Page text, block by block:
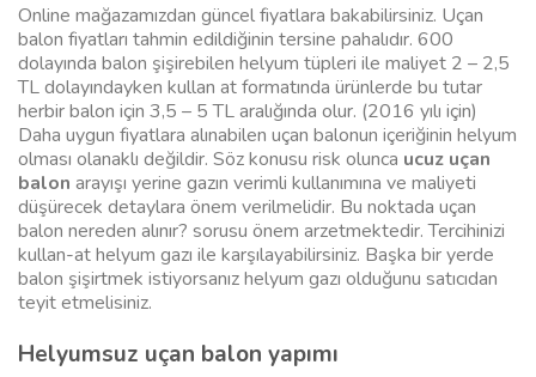
Online mağazamızdan güncel fiyatlara bakabilirsiniz. Uçan
balon fiyatları tahmin edildiğinin tersine pahalıdır. 600
dolayında balon şişirebilen helyum tüpleri ile maliyet 2 – 2,5
TL dolayındayken kullan at formatında ürünlerde bu tutar
herbir balon için 3,5 – 5 TL aralığında olur. (2016 yılı için)
Daha uygun fiyatlara alınabilen uçan balonun içeriğinin helyum
olması olanaklı değildir. Söz konusu risk olunca ucuz uçan
balon arayışı yerine gazın verimli kullanımına ve maliyeti
düşürecek detaylara önem verilmelidir. Bu noktada uçan
balon nereden alınır? sorusu önem arzetmektedir. Tercihinizi
kullan-at helyum gazı ile karşılayabilirsiniz. Başka bir yerde
balon şişirtmek istiyorsanız helyum gazı olduğunu satıcıdan
teyit etmelisiniz.
Helyumsuz uçan balon yapımı